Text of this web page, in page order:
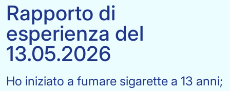
Rapporto di
esperienza del
13.05.2026
Ho iniziato a fumare sigarette a 13 anni;